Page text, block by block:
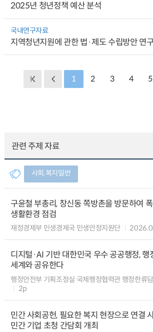
2025년 청년정책 예산 분석
국내연구자료
지역청년지원에 관한 법·제도 수립방안 연
1 2 3 4 5
관련 주제 자료
사회.복지일반
구윤철 부총리, 창신동 쪽방촌을 방문하여
생활환경 점검
재정경제부 민생경제국 민생안정지원단
디지털·AI 기반 대한민국 우수 공공행정, 행
세계와 공유한다
행정안전부 기획조정실 국제행정협력관 행정한류
2p
민간 사회공헌, 필요한 복지 현장으로 연결
민간 기업 초청 간담회 개최